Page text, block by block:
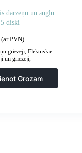
dārzeņu un augļu
5 diski
(ar PVN)
griezēji, Elektriskie
un griezēji,
Grozam